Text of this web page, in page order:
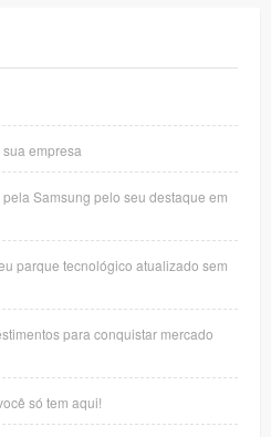
empresa
Samsung pelo seu destaque em
parque tecnológico atualizado sem
para conquistar mercado
só tem aqui!